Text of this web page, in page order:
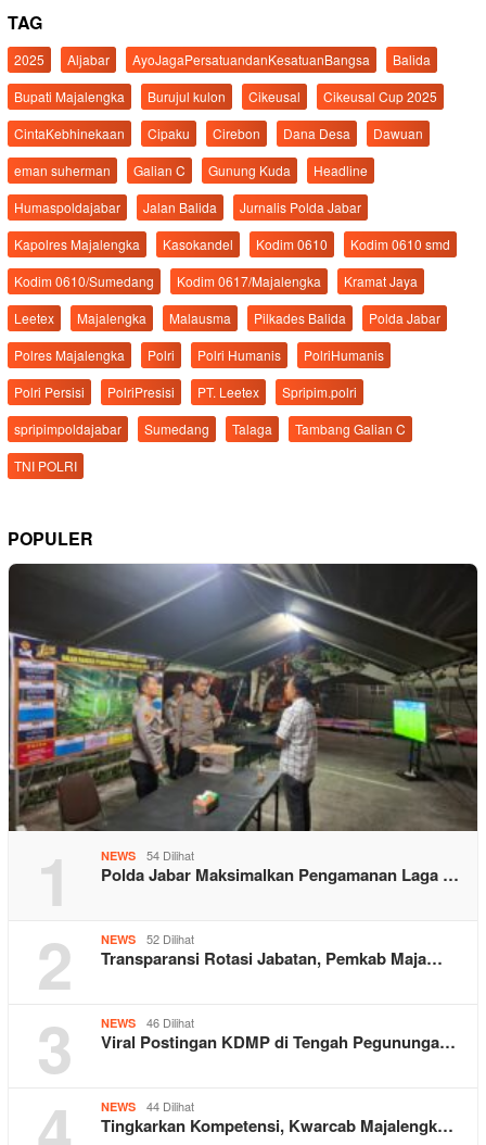
TAG
2025 Aljabar AyoJagaPersatuandanKesatuanBangsa
Balida
Bupati Majalengka
Burujul kulon Cikeusal
Cikeusal Cup 2025
CintaKebhinekaan
Cipaku Cirebon Dana Desa
Dawuan
eman suherman
Galian C Gunung Kuda
Headline
Humaspoldajabar
Jalan Balida
Jurnalis Polda Jabar
Kapolres Majalengka
Kasokandel Kodim 0610
Kodim 0610 smd
Kodim 0610/Sumedang
Kodim 0617/Majalengka
Kramat Jaya
Leetex
Majalengka Malausma Pilkades Balida
Polda Jabar
Polres Majalengka
Polri Polri Humanis
PolriHumanis
Polri Persisi
PolriPresisi PT. Leetex
Spripim.polri
spripimpoldajabar
Sumedang Talaga
Tambang Galian C
TNI POLRI
POPULER
1 NEWS 54 Dilihat
Polda Jabar Maksimalkan Pengamanan Laga …
2 NEWS 52 Dilihat
Transparansi Rotasi Jabatan, Pemkab Maja…
3 NEWS 46 Dilihat
Viral Postingan KDMP di Tengah Pegununga…
NEWS 44 Dilihat
Tingkarkan Kompetensi, Kwarcab Majalengk…